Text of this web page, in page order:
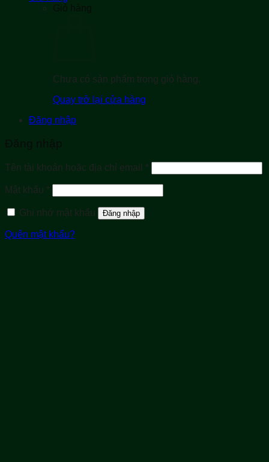
Giỏ hàng
Chưa có sản phẩm trong giỏ hàng.
Quay trở lại cửa hàng
Đăng nhập
Đăng nhập
Tên tài khoản hoặc địa chỉ email *
buộc
Mật khẩu *
buộc
Ghi nhớ mật khẩu
Đăng nhập
Quên mật khẩu?